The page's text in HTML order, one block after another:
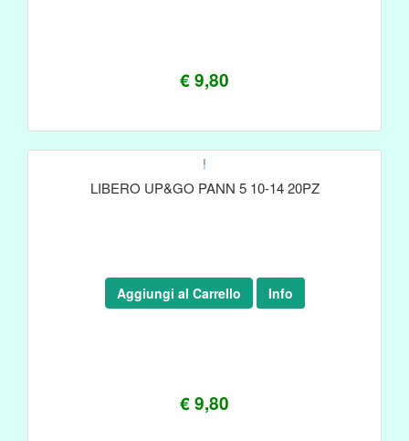
€ 9,80
!
LIBERO UP&GO PANN 5 10-14 20PZ
€ 9,80
Aggiungi al Carrello Info